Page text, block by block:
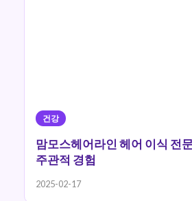
건강
맘모스헤어라인 헤어 이식 전
주관적 경험
2025-02-17